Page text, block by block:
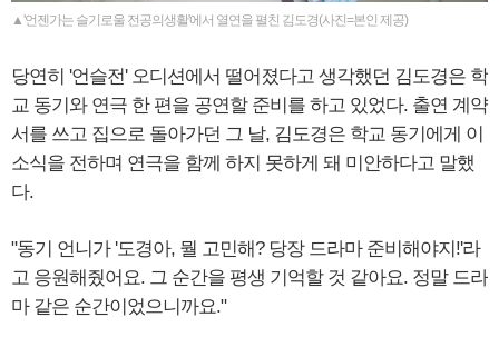
▲'언젠가는 슬기로울 전공의생활'에서 열연을 펼친 김도경(사진=본인 제공)
당연히 '언슬전' 오디션에서 떨어졌다고 생각했던 김도경은 학
교 동기와 연극 한 편을 공연할 준비를 하고 있었다. 출연 계약
서를 쓰고 집으로 돌아가던 그 날, 김도경은 학교 동기에게 이
소식을 전하며 연극을 함께 하지 못하게 돼 미안하다고 말했
다.
"동기 언니가 '도경아, 뭘 고민해? 당장 드라마 준비해야지!'라
고 응원해줬어요. 그 순간을 평생 기억할 것 같아요. 정말 드라
마 같은 순간이었으니까요."